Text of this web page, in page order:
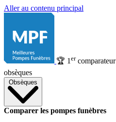
Aller au contenu principal
🏆 1 ercomparateur
obsèques
Obsèques
Comparer les pompes funèbres